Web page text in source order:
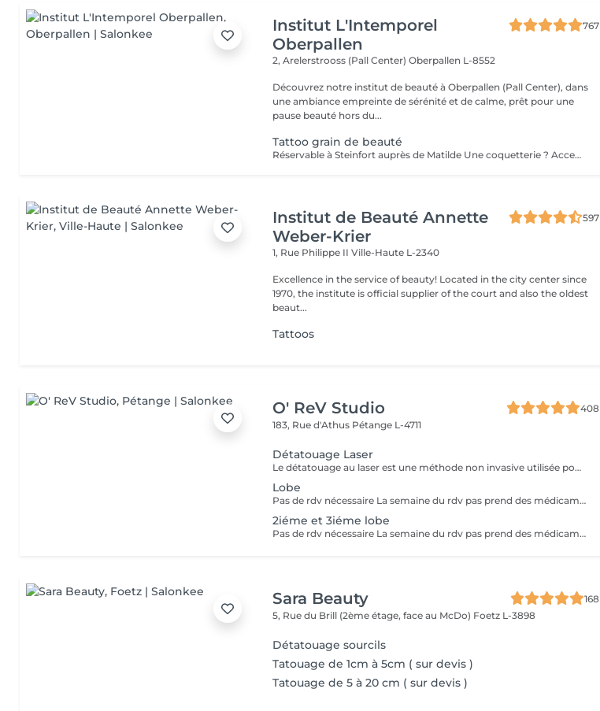
Institut L'Intemporel
Oberpallen
767
2, Arelerstrooss (Pall Center)Oberpallen L-8552
Découvrez notre institut de beauté à Oberpallen (Pall Center), dans
une ambiance empreinte de sérénité et de calme, prêt pour une
pause beauté hors du...
Tattoo grain de beauté
Réservable à Steinfort auprès de Matilde Une coquetterie ? Accentuer un grain de beauté déjà existant ? Une jolie mouche à la Maryline Monroe ? Au choix... Sans douleur, pas de retouche nécessaire ( mais comprise si besoin ), longue durée dans le temps ( jusqu'à 18 mois )
Institut de Beauté Annette
Weber-Krier
597
1, Rue Philippe IIVille-Haute L-2340
Excellence in the service of beauty! Located in the city center since
1970, the institute is official supplier of the court and also the oldest
beaut...
Tattoos
O' ReV Studio
408
183, Rue d'Athus Pétange L-4711
Détatouage Laser
Le détatouage au laser est une méthode non invasive utilisée pour enlever un tatouage de la peau en utilisant un laser. Ce processus est très populaire, car il permet de supprimer les tatouages de manière efficace tout en minimisant les risques de cicatrices. Le principe repose sur l'utilisation d e faisceaux lumineux qui fragmentent les pigments du tatouage.
Lobe
Pas de rdv nécessaire La semaine du rdv pas prend des médicaments, des anti-inflamatoires, des antibiotiques et de cortisone.
2iéme et 3iéme lobe
Pas de rdv nécessaire La semaine du rdv pas prend des médicaments, des anti-inflamatoires, des antibiotiques et de cortisone.
Sara Beauty
168
5, Rue du Brill (2ème étage, face au McDo) Foetz L-3898
Détatouage sourcils
Tatouage de 1cm à 5cm ( sur devis )
Tatouage de 5 à 20 cm ( sur devis )